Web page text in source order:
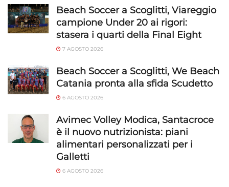
Beach Soccer a Scoglitti, Viareggio
campione Under 20 ai rigori:
stasera i quarti della Final Eight
7 AGOSTO 2026
Beach Soccer a Scoglitti, We Beach
Catania pronta alla sfida Scudetto
6 AGOSTO 2026
Avimec Volley Modica, Santacroce
è il nuovo nutrizionista: piani
alimentari personalizzati per i
Galletti
6 AGOSTO 2026